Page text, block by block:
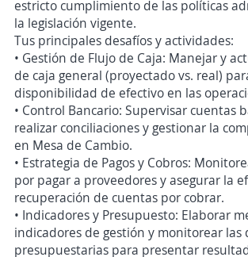
estricto cumplimiento de las políticas
la legislación vigente.
Tus principales desafíos y actividades:
• Gestión de Flujo de Caja: Manejar y
de caja general (proyectado vs. real)
disponibilidad de efectivo en las
• Control Bancario: Supervisar cuentas
realizar conciliaciones y gestionar la
en Mesa de Cambio.
• Estrategia de Pagos y Cobros:
por pagar a proveedores y asegurar la
recuperación de cuentas por cobrar.
• Indicadores y Presupuesto: Elaborar
indicadores de gestión y monitorear las
presupuestarias para presentar